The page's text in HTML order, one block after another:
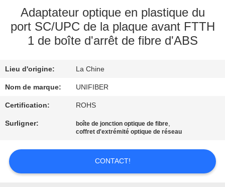
VISITE
D'USINE
DE
QUALITÉ
CONTACTEZ-
NOUVELLES
Adaptateur optique en plastique du
port SC/UPC de la plaque avant FTTH
1 de boîte d'arrêt de fibre d'ABS
Lieu d'origine: La Chine
Nom de marque: UNIFIBER
Certification: ROHS
Surligner: boîte de jonction optique de fibre,
coffret d'extrémité optique de réseau
CONTACT!